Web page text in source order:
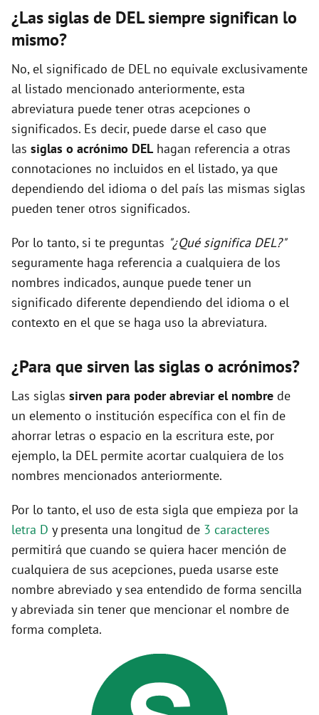
¿Las siglas de DEL siempre significan lo
mismo?
No, el significado de DEL no equivale exclusivamente
al listado mencionado anteriormente, esta
abreviatura puede tener otras acepciones o
significados. Es decir, puede darse el caso que
las siglas o acrónimo DEL hagan referencia a otras
connotaciones no incluidos en el listado, ya que
dependiendo del idioma o del país las mismas siglas
pueden tener otros significados.
Por lo tanto, si te preguntas "¿Qué significa DEL?"
seguramente haga referencia a cualquiera de los
nombres indicados, aunque puede tener un
significado diferente dependiendo del idioma o el
contexto en el que se haga uso la abreviatura.
¿Para que sirven las siglas o acrónimos?
Las siglas sirven para poder abreviar el nombre de
un elemento o institución específica con el fin de
ahorrar letras o espacio en la escritura este, por
ejemplo, la DEL permite acortar cualquiera de los
nombres mencionados anteriormente.
Por lo tanto, el uso de esta sigla que empieza por la
letra D y presenta una longitud de 3 caracteres
permitirá que cuando se quiera hacer mención de
cualquiera de sus acepciones, pueda usarse este
nombre abreviado y sea entendido de forma sencilla
y abreviada sin tener que mencionar el nombre de
forma completa.